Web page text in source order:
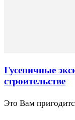
Гусеничные
строительстве
Это Вам